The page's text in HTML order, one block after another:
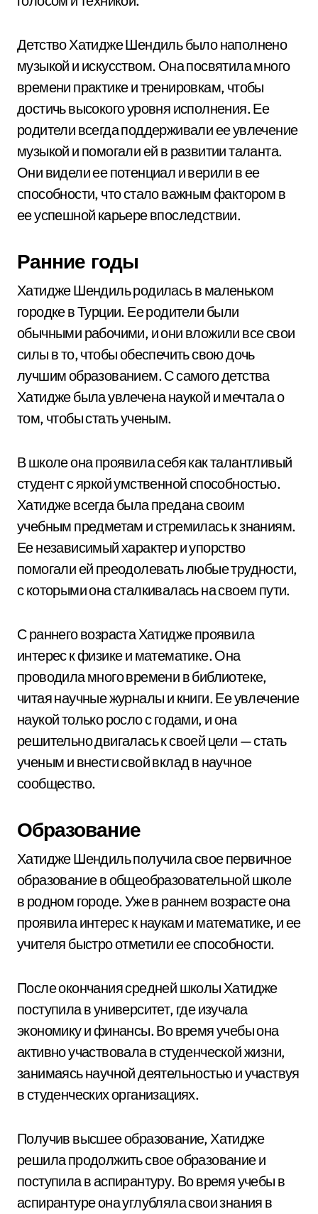
Детство Хатидже Шендиль было наполнено
музыкой и искусством. Она посвятила много
времени практике и тренировкам, чтобы
достичь высокого уровня исполнения. Ее
родители всегда поддерживали ее увлечение
музыкой и помогали ей в развитии таланта.
Они видели ее потенциал и верили в ее
способности, что стало важным фактором в
ее успешной карьере впоследствии.
Ранние годы
Хатидже Шендиль родилась в маленьком
городке в Турции. Ее родители были
обычными рабочими, и они вложили все свои
силы в то, чтобы обеспечить свою дочь
лучшим образованием. С самого детства
Хатидже была увлечена наукой и мечтала о
том, чтобы стать ученым.
В школе она проявила себя как талантливый
студент с яркой умственной способностью.
Хатидже всегда была предана своим
учебным предметам и стремилась к знаниям.
Ее независимый характер и упорство
помогали ей преодолевать любые трудности,
с которыми она сталкивалась на своем пути.
С раннего возраста Хатидже проявила
интерес к физике и математике. Она
проводила много времени в библиотеке,
читая научные журналы и книги. Ее увлечение
наукой только росло с годами, и она
решительно двигалась к своей цели — стать
ученым и внести свой вклад в научное
сообщество.
Образование
Хатидже Шендиль получила свое первичное
образование в общеобразовательной школе
в родном городе. Уже в раннем возрасте она
проявила интерес к наукам и математике, и ее
учителя быстро отметили ее способности.
После окончания средней школы Хатидже
поступила в университет, где изучала
экономику и финансы. Во время учебы она
активно участвовала в студенческой жизни,
занимаясь научной деятельностью и участвуя
в студенческих организациях.
Получив высшее образование, Хатидже
решила продолжить свое образование и
поступила в аспирантуру. Во время учебы в
аспирантуре она углубляла свои знания в